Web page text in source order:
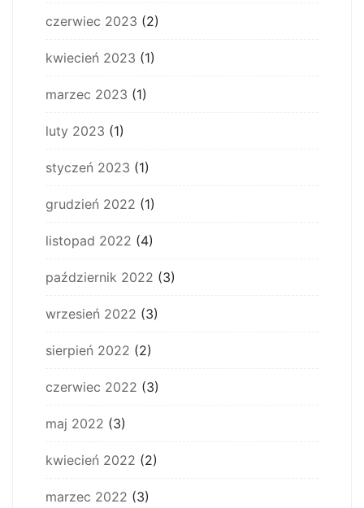
czerwiec 2023 (2)
kwiecień 2023 (1)
marzec 2023 (1)
luty 2023 (1)
styczeń 2023 (1)
grudzień 2022 (1)
listopad 2022 (4)
październik 2022 (3)
wrzesień 2022 (3)
sierpień 2022 (2)
czerwiec 2022 (3)
maj 2022 (3)
kwiecień 2022 (2)
marzec 2022 (3)